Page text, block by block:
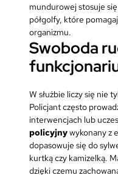
mundurowej stosuje
półgolfy, które
organizmu.
Swoboda
W służbie liczy się nie
Policjant często
interwencjach lub
policyjnywykonany z
dopasowuje się do
kurtką czy kamizelką.
dzięki czemu